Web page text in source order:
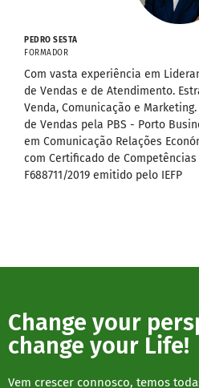
PEDRO SESTA
FORMADOR
Com vasta experiência em
de Vendas e de Atendimento.
Venda, Comunicação e
de Vendas pela PBS - Porto
em Comunicação Relações
com Certificado de Competências
F688711/2019 emitido pelo IEFP
Change your
change your Life!
Vem crescer connosco, temos